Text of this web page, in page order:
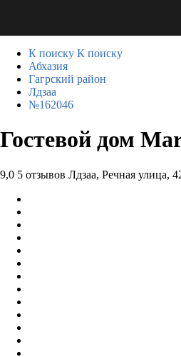
К поиску К поиску
Абхазия
Гагрский район
Лдзаа
№162046
Гостевой дом
9,0 5 отзывов Лдзаа, Речная улица,